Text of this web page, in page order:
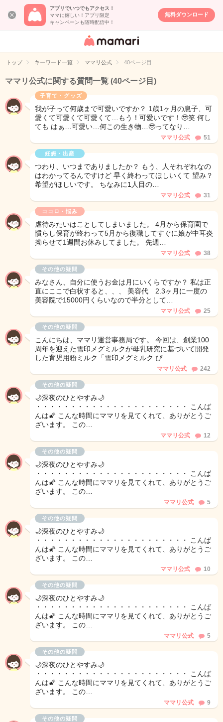
アプリでいつでもアクセス！
ママに嬉しい！アプリ限定
キャンペーンも随時配信中！
無料ダウンロード
女性専用匿名QA
イト
トップ キーワード一覧 ママリ公式 40ページ目
ママリ公式に関する質問一覧 (40ページ目)
子育て・グッズ
我が子って何歳まで可愛いですか？ 1歳1ヶ月の息子、可
愛くて可愛くて可愛くて…もう！可愛いです！🥹笑 何し
ても はぁ…可愛い…何この生き物…🥹ってなり…
ママリ公式 51
妊娠・出産
つわり、いつまでありましたか？ もう、人それぞれなの
はわかってるんですけど 早く終わってほしいくて 望み？
希望がほしいです。 ちなみに1人目の…
ママリ公式 31
ココロ・悩み
虐待みたいはことしてしまいました。 4月から保育園で
慣らし保育が終わって5月から復職してすぐに娘が中耳炎
拗らせて1週間お休みしてました。 先週…
ママリ公式 38
その他の疑問
みなさん、自分に使うお金は月にいくらですか？ 私は正
直にここで白状すると、、、 美容代 2.3ヶ月に一度の
美容院で15000円くらいなので半分として…
ママリ公式 25
その他の疑問
こんにちは、ママリ運営事務局です。 今回は、創業100
周年を迎えた雪印メグミルクが母乳研究に基づいて開発
した育児用粉ミルク「雪印メグミルク ぴ…
ママリ公式 242
その他の疑問
🌙深夜のひとやすみ🌙
・・・・・・・・・・・・・・・・・・・・・・ こんば
んは🌠 こんな時間にママリを見てくれて、ありがとうご
ざいます。 この…
ママリ公式 12
その他の疑問
🌙深夜のひとやすみ🌙
・・・・・・・・・・・・・・・・・・・・・・ こんば
んは🌠 こんな時間にママリを見てくれて、ありがとうご
ざいます。 この…
ママリ公式 5
その他の疑問
🌙深夜のひとやすみ🌙
・・・・・・・・・・・・・・・・・・・・・・ こんば
んは🌠 こんな時間にママリを見てくれて、ありがとうご
ざいます。 この…
ママリ公式 10
その他の疑問
🌙深夜のひとやすみ🌙
・・・・・・・・・・・・・・・・・・・・・・ こんば
んは🌠 こんな時間にママリを見てくれて、ありがとうご
ざいます。 この…
ママリ公式 5
その他の疑問
🌙深夜のひとやすみ🌙
・・・・・・・・・・・・・・・・・・・・・・ こんば
んは🌠 こんな時間にママリを見てくれて、ありがとうご
ざいます。 この…
ママリ公式 9
その他の疑問